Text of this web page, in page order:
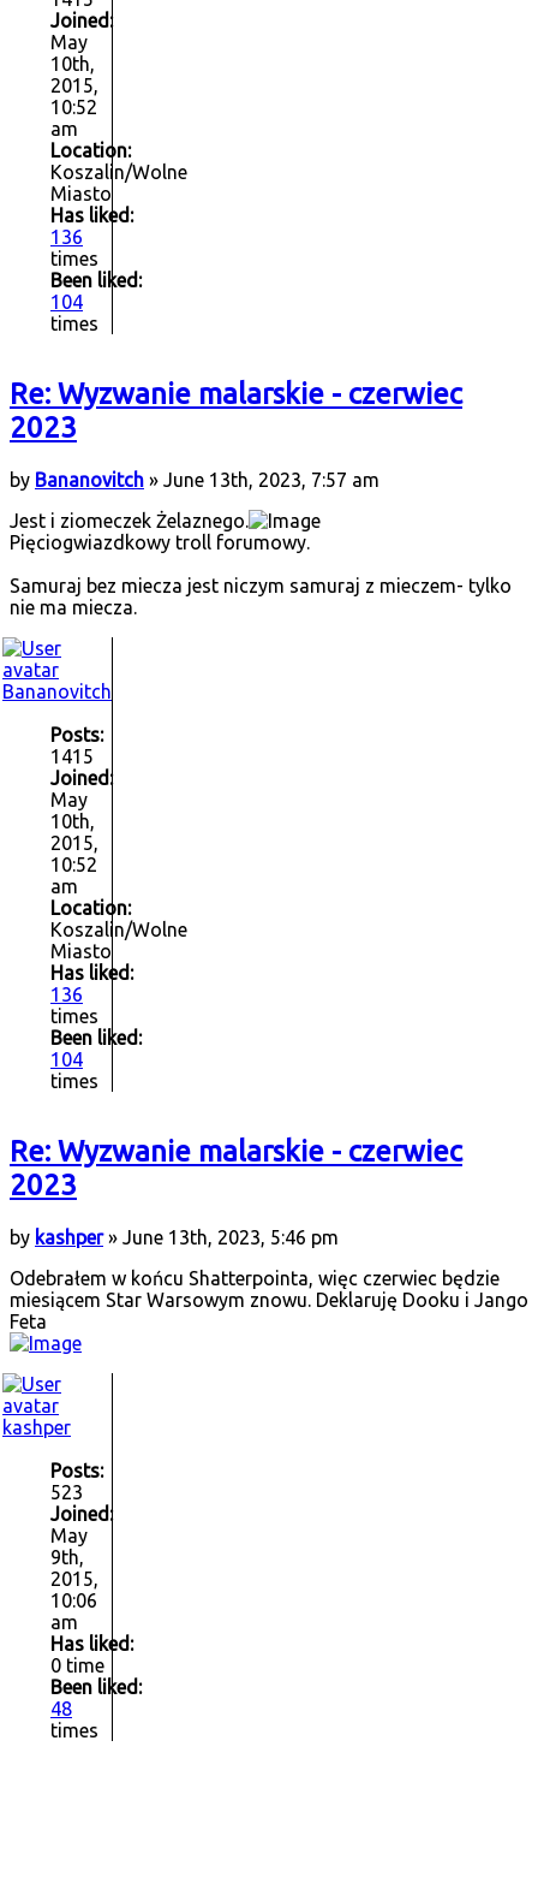
Joined:
May
10th,
2015,
10:52
am
Location:
Koszalin/Wolne
Miasto
Has liked:
136
times
Been liked:
104
times
Re: Wyzwanie malarskie - czerwiec
2023
by Bananovitch » June 13th, 2023, 7:57 am
Jest i ziomeczek Żelaznego.
Pięciogwiazdkowy troll forumowy.
Samuraj bez miecza jest niczym samuraj z mieczem- tylko
nie ma miecza.
Bananovitch
Posts:
1415
Joined:
May
10th,
2015,
10:52
am
Location:
Koszalin/Wolne
Miasto
Has liked:
136
times
Been liked:
104
times
Re: Wyzwanie malarskie - czerwiec
2023
by kashper» June 13th, 2023, 5:46 pm
Odebrałem w końcu Shatterpointa, więc czerwiec będzie
miesiącem Star Warsowym znowu. Deklaruję Dooku i Jango
Feta
kashper
Posts:
523
Joined:
May
9th,
2015,
10:06
am
Has liked:
0 time
Been liked:
48
times